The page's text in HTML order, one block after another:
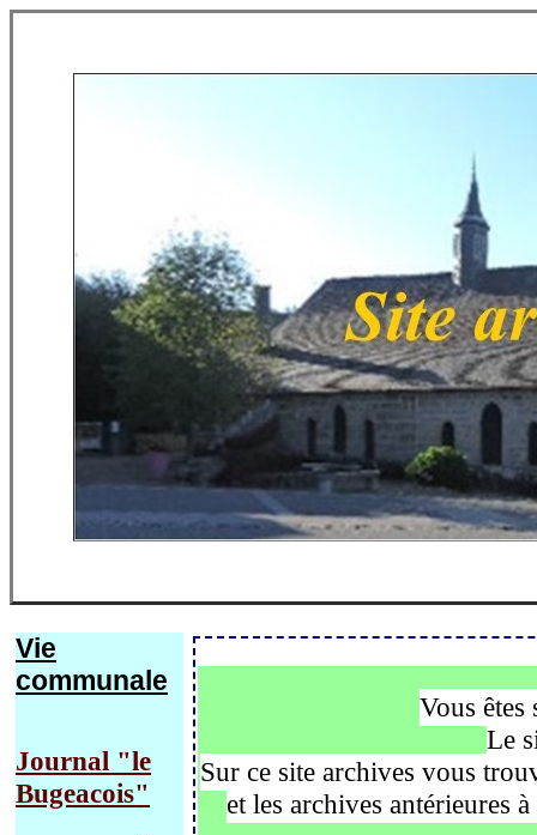
Vie
communale
Journal "le
Bugeacois"
Vous
Le
Sur ce site archives vous
et les archives antérieures